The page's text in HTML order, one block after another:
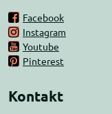
Facebook
Instagram
Youtube
Pinterest
Kontakt